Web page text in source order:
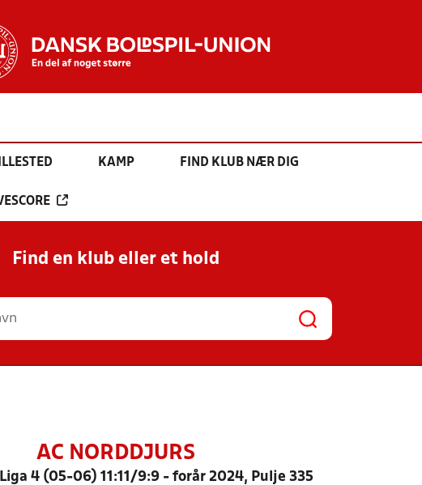
KAMP FIND KLUB NÆR DIG
Find en klub eller et hold
AC NORDDJURS
4 (05-06) 11:11/9:9 - forår 2024, Pulje 335